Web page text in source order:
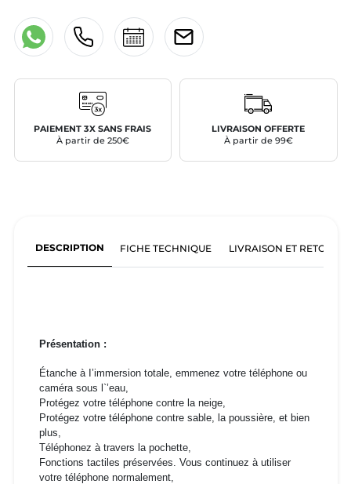
PAIEMENT 3X SANS FRAIS
À partir de 250€
LIVRAISON OFFERTE
À partir de 99€
DESCRIPTION FICHE TECHNIQUE LIVRAISON ET RETOURS
Présentation :
Étanche à I’immersion totale, emmenez votre téléphone ou
caméra sous l`’eau,
Protégez votre téléphone contre la neige,
Protégez votre téléphone contre sable, la poussière, et bien
plus,
Téléphonez à travers la pochette,
Fonctions tactiles préservées. Vous continuez à utiliser
votre téléphone normalement,